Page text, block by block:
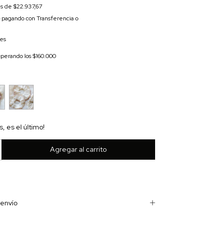
de $22.937,67
pagando con Transferencia o
los$160.000
es el último!